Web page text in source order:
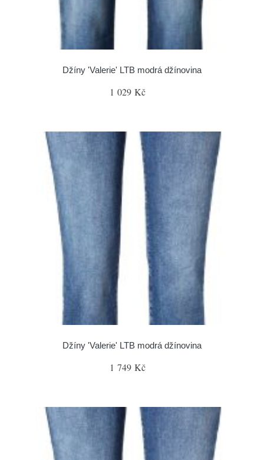
Džíny 'Valerie' LTB modrá džínovina
1 029 Kč
Džíny 'Valerie' LTB modrá džínovina
1 749 Kč